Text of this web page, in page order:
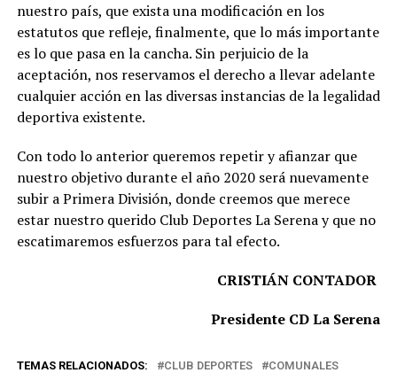
nuestro país, que exista una modificación en los
estatutos que refleje, finalmente, que lo más importante
es lo que pasa en la cancha. Sin perjuicio de la
aceptación, nos reservamos el derecho a llevar adelante
cualquier acción en las diversas instancias de la legalidad
deportiva existente.
Con todo lo anterior queremos repetir y afianzar que
nuestro objetivo durante el año 2020 será nuevamente
subir a Primera División, donde creemos que merece
estar nuestro querido Club Deportes La Serena y que no
escatimaremos esfuerzos para tal efecto.
CRISTIÁN CONTADOR
Presidente CD La Serena
TEMAS RELACIONADOS: CLUB DEPORTES
COMUNALES